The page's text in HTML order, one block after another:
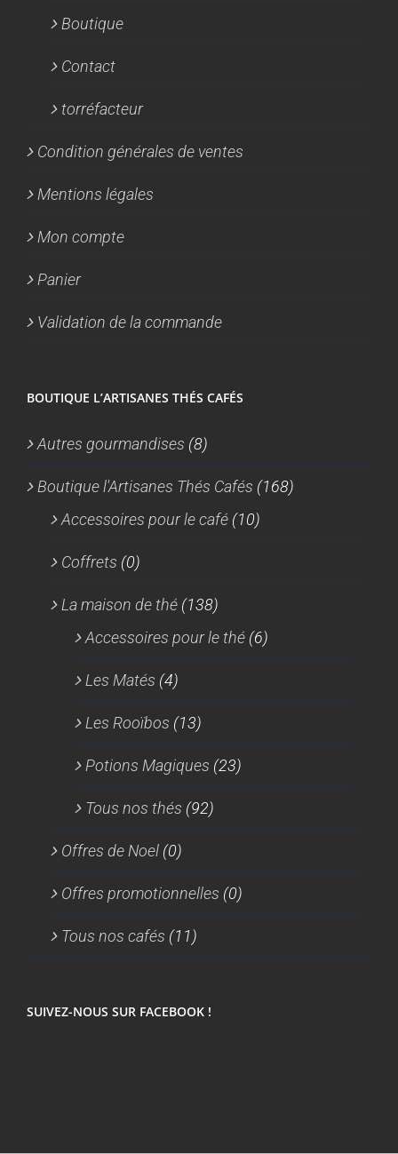
Boutique
Contact
torréfacteur
Condition générales de ventes
Mentions légales
Mon compte
Panier
Validation de la commande
BOUTIQUE L’ARTISANES THÉS CAFÉS
Autres gourmandises (8)
Boutique l'Artisanes Thés Cafés (168)
Accessoires pour le café (10)
Coffrets (0)
La maison de thé (138)
Accessoires pour le thé (6)
Les Matés (4)
Les Rooïbos (13)
Potions Magiques (23)
Tous nos thés (92)
Offres de Noel (0)
Offres promotionnelles (0)
Tous nos cafés (11)
SUIVEZ-NOUS SUR FACEBOOK !